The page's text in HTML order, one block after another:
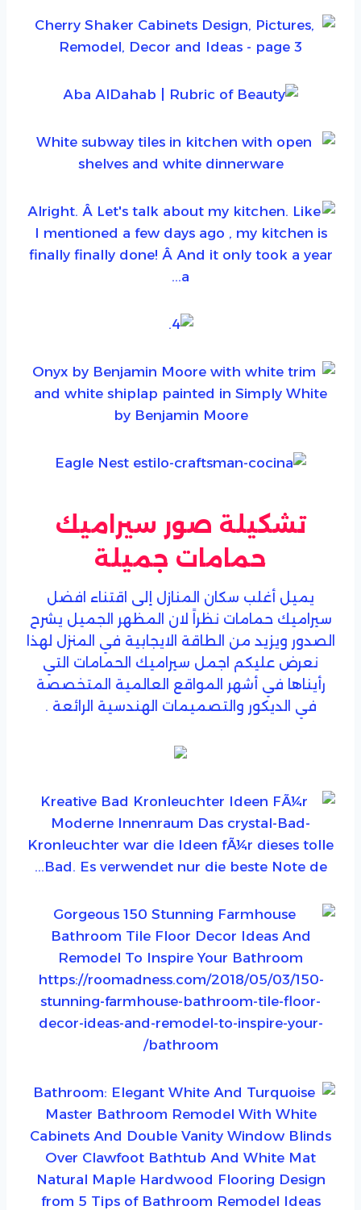
تشكيلة صور سيراميك
حمامات جميلة
يميل أغلب سكان المنازل إلى اقتناء افضل
سيراميك حمامات نظراً لان المظهر الجميل يشرح
الصدور ويزيد من الطاقة الايجابية في المنزل لهذا
نعرض عليكم اجمل سيراميك الحمامات التي
رأيناها في أشهر المواقع العالمية المتخصصة
في الديكور والتصميمات الهندسية الرائعة .